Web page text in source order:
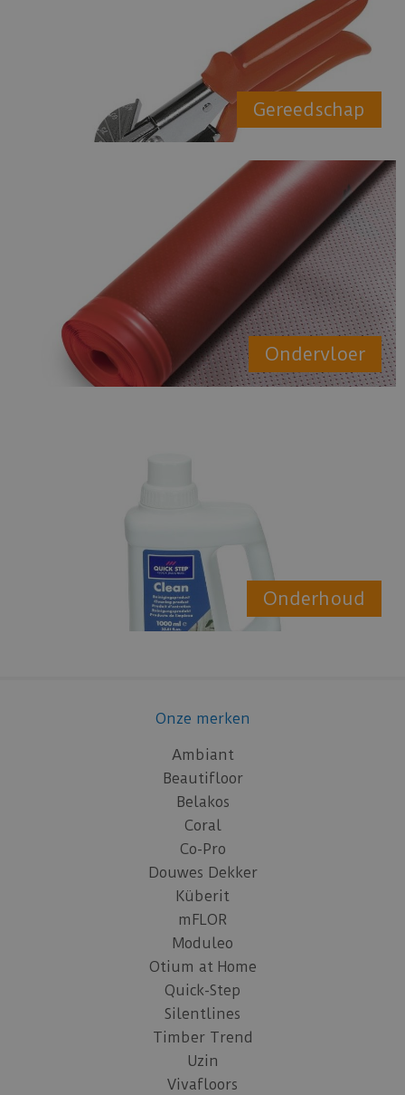
Gereedschap
Ondervloer
Onderhoud
Onze merken
Ambiant
Beautifloor
Belakos
Coral
Co-Pro
Douwes Dekker
Küberit
mFLOR
Moduleo
Otium at Home
Quick-Step
Silentlines
Timber Trend
Uzin
Vivafloors